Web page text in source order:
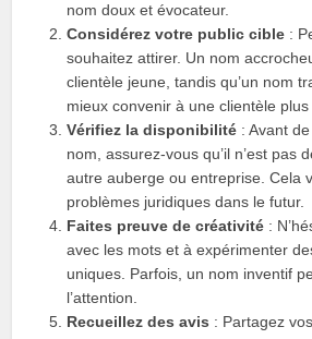
nom doux et évocateur.
Considérez votre public cible :
souhaitez attirer. Un nom
clientèle jeune, tandis qu’un nom
mieux convenir à une clientèle plus
Vérifiez la disponibilité : Avant
nom, assurez-vous qu’il n’est pas
autre auberge ou entreprise. Cela
problèmes juridiques dans le futur.
Faites preuve de créativité :
avec les mots et à expérimenter
uniques. Parfois, un nom inventif
l’attention.
Recueillez des avis : Partagez